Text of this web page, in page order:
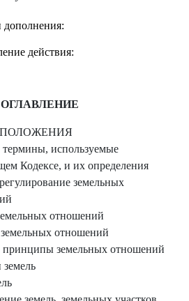
действия:
ОГЛАВЛЕНИЕ
используемые
Кодексе, и их определения
земельных
отношений
отношений
земельных отношений
земель